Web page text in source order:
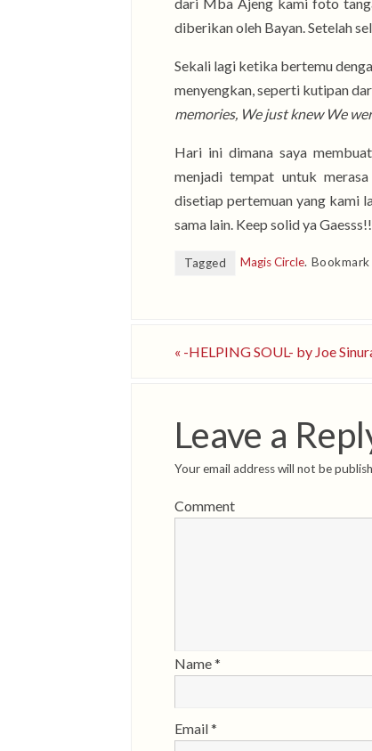
diberikan oleh Bayan. Setelah
Sekali lagi ketika bertemu
menyengkan, seperti kutipan
memories, We just knew We
Hari ini dimana saya
menjadi tempat untuk
disetiap pertemuan yang kami
sama lain. Keep solid ya
Tagged Magis Circle.
« -HELPING SOUL- by Joe
Leave a
Your email address will not be
Comment
Name*
Email*